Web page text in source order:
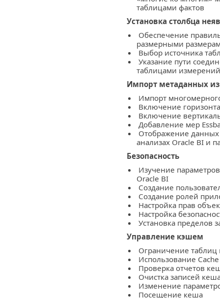
таблицами фактов
Установка столбца
Обеспечение
размерными
Выбор источника
Указание пути
таблицами измерений
Импорт метаданных
Импорт
Включение
Включение
Добавление мер
Отображение
анализах Oracle BI и
Безопасность
Изучение
Oracle BI
Создание
Создание ролей
Настройка прав
Настройка
Установка пределов
Управление кэшем
Ограничение
Использование
Проверка отчетов
Очистка записей
Изменение
Посещение кеша